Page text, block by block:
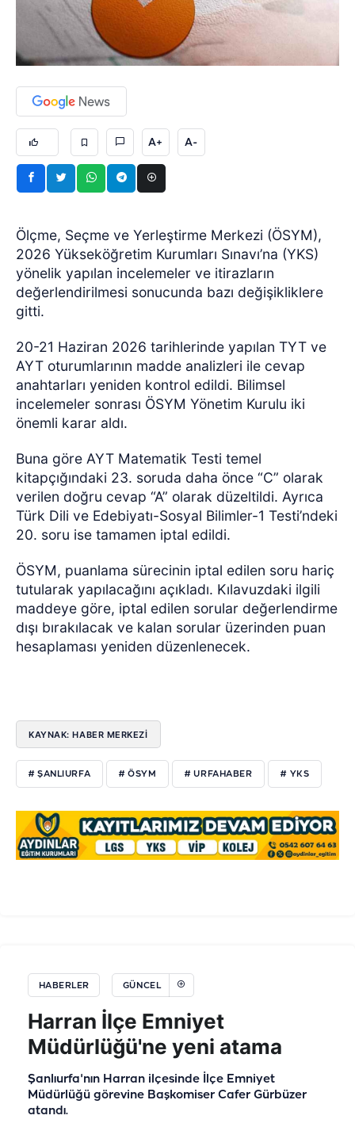
A+ A-
Ölçme, Seçme ve Yerleştirme Merkezi (ÖSYM),
2026 Yükseköğretim Kurumları Sınavı’na (YKS)
yönelik yapılan incelemeler ve itirazların
değerlendirilmesi sonucunda bazı değişikliklere
gitti.
20-21 Haziran 2026 tarihlerinde yapılan TYT ve
AYT oturumlarının madde analizleri ile cevap
anahtarları yeniden kontrol edildi. Bilimsel
incelemeler sonrası ÖSYM Yönetim Kurulu iki
önemli karar aldı.
Buna göre AYT Matematik Testi temel
kitapçığındaki 23. soruda daha önce “C” olarak
verilen doğru cevap “A” olarak düzeltildi. Ayrıca
Türk Dili ve Edebiyatı-Sosyal Bilimler-1 Testi’ndeki
20. soru ise tamamen iptal edildi.
ÖSYM, puanlama sürecinin iptal edilen soru hariç
tutularak yapılacağını açıkladı. Kılavuzdaki ilgili
maddeye göre, iptal edilen sorular değerlendirme
dışı bırakılacak ve kalan sorular üzerinden puan
hesaplaması yeniden düzenlenecek.
KAYNAK: HABER MERKEZİ
# ŞANLIURFA # ÖSYM # URFAHABER # YKS
HABERLER GÜNCEL
Harran İlçe Emniyet
Müdürlüğü'ne yeni atama
Şanlıurfa'nın Harran ilçesinde İlçe Emniyet
Müdürlüğü görevine Başkomiser Cafer Gürbüzer
atandı.